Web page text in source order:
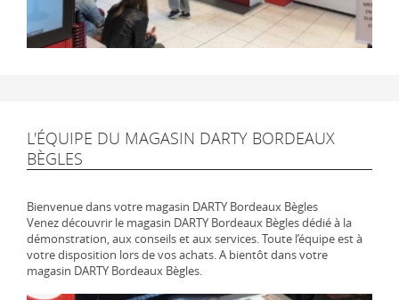
L'ÉQUIPE DU MAGASIN DARTY BORDEAUX
BÈGLES
Bienvenue dans votre magasin DARTY Bordeaux Bègles
Venez découvrir le magasin DARTY Bordeaux Bègles dédié à la
démonstration, aux conseils et aux services. Toute l’équipe est à
votre disposition lors de vos achats. A bientôt dans votre
magasin DARTY Bordeaux Bègles.